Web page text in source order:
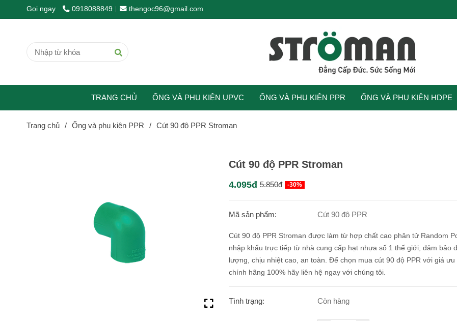
Gọi ngay 0918088849 thengoc96@gmail.com
TRANG CHỦ ỐNG VÀ PHỤ KIỆN UPVC ỐNG VÀ PHỤ KIỆN PPR ỐNG VÀ PHỤ KIỆN HDPE
Trang chủ / Ống và phụ kiện PPR / Cút 90 độ PPR Stroman
Cút 90 độ PPR Stroman
4.095đ 5.850đ -30%
Mã sản phẩm: Cút 90 độ PPR
Cút 90 độ PPR Stroman được làm từ hợp chất cao phân tử Random
nhập khẩu trực tiếp từ nhà cung cấp hạt nhựa số 1 thế giới, đảm bảo
lượng, chịu nhiệt cao, an toàn. Để chọn mua cút 90 độ PPR với giá ưu
chính hãng 100% hãy liên hệ ngay với chúng tôi.
Tình trạng: Còn hàng